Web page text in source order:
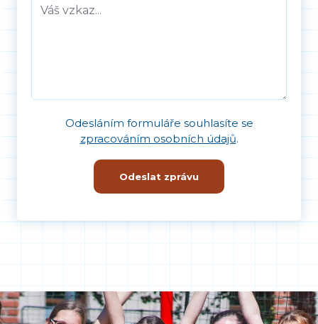
Odesláním formuláře souhlasíte se
zpracováním osobních údajů.
Odeslat zprávu